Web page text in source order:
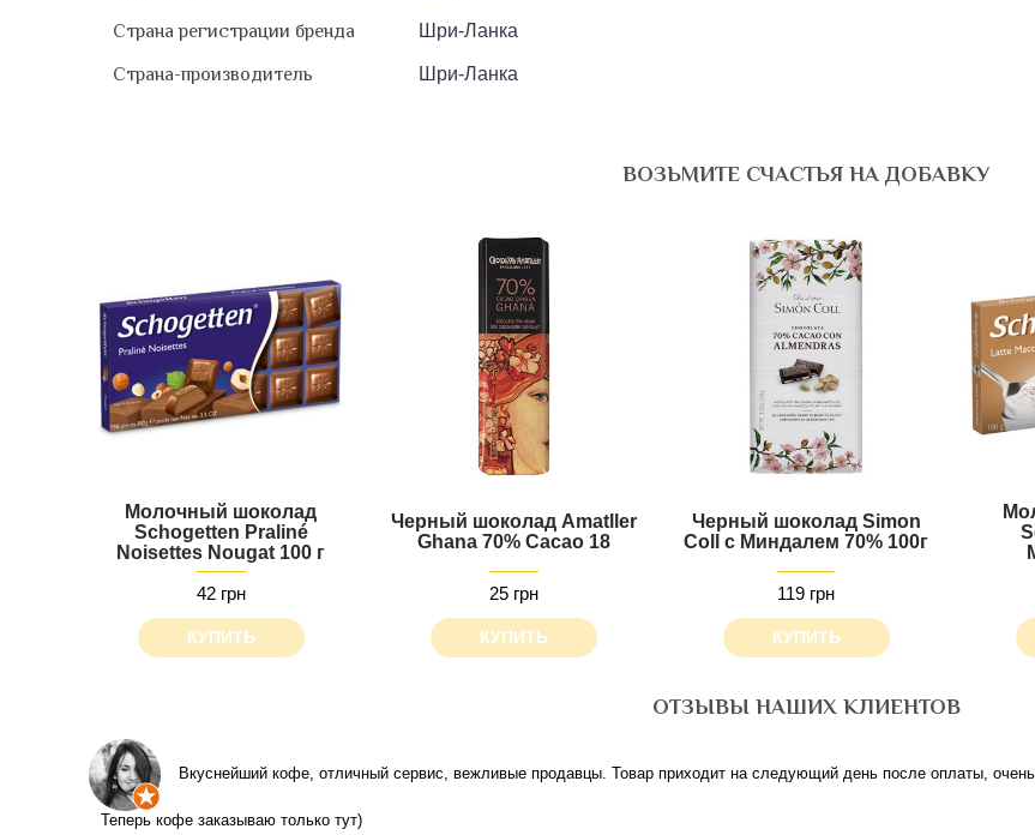
Страна регистрации бренда Шри-Ланка
Страна-производитель Шри-Ланка
ВОЗЬМИТЕ СЧАСТЬЯ НА ДОБАВКУ
Молочный шоколад
Schogetten Praliné
Noisettes Nougat 100 г
42 грн
КУПИТЬ
Черный шоколад Amatller
Ghana 70% Cacao 18
25 грн
КУПИТЬ
Черный шоколад Simon
Coll с Миндалем 70% 100г
119 грн
КУПИТЬ
ОТЗЫВЫ НАШИХ КЛИЕНТОВ
Вкуснейший кофе, отличный сервис, вежливые продавцы. Товар приходит на следующий день после оплаты,
Теперь кофе заказываю только тут)